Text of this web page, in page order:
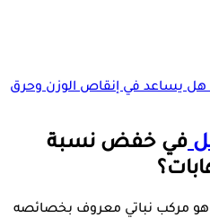
هل يساعد في إنقاص الوزن وحرق
في خفض نسبة
وهو مركب نباتي معروف بخصائصه